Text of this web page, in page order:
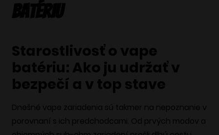
batériu
Starostlivosť o vape
batériu: Ako ju udržať v
bezpečí a v top stave
Dnešné vape zariadenia sú takmer na nepoznanie v
porovnaní s ich predchodcami. Od prvých modov a